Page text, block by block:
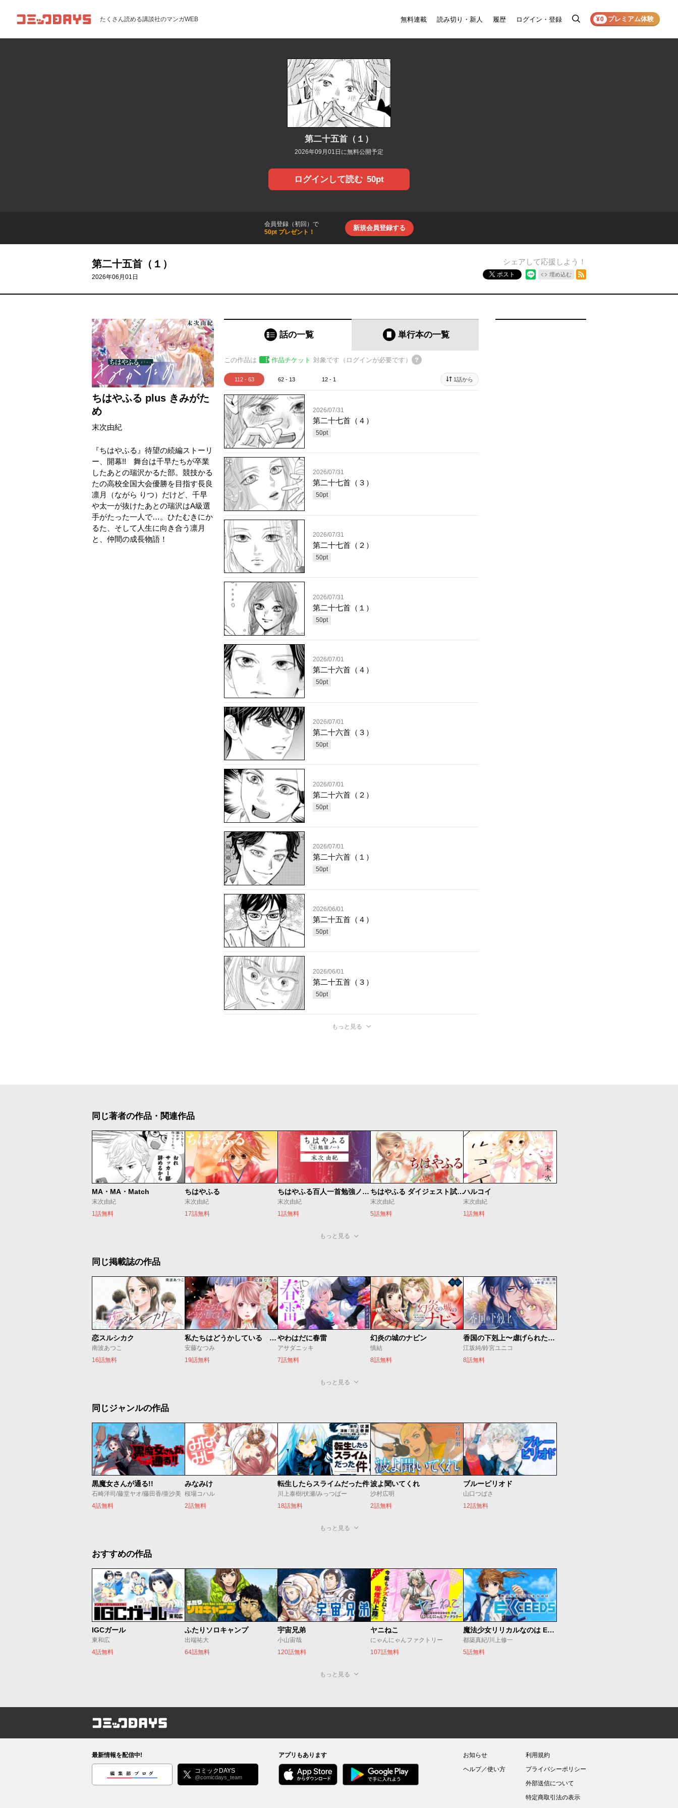
コミックDAYS たくさん読める講談社のマンガWEB 無料連載 読み切り・新人 履歴 ログイン・登録
検
¥0 プレミアム体験
第二十五首（１）
2026年09月01日に無料公開予定
ログインして読む 50pt
会員登録（初回）で
50pt プレゼント！
新規会員登録する
第二十五首（１）
2026年06月01日
シェアして応援しよう！
ポスト 埋め込む
ちはやふる plus きみがた
め
末次由紀
『ちはやふる』待望の続編ストーリ
ー、開幕!! 舞台は千早たちが卒業
したあとの瑞沢かるた部。競技かる
たの高校全国大会優勝を目指す長良
凛月（ながら りつ）だけど、千早
や太一が抜けたあとの瑞沢はA級選
手がたった一人で…。ひたむきにか
るた、そして人生に向き合う凛月
と、仲間の成長物語！
話の一覧 単行本の一覧
この作品は 作品チケット 対象です（ログインが必要です）
112 - 63 62 - 13 12 - 1 1話から
2026/07/31
第二十七首（４）
50pt
2026/07/31
第二十七首（３）
50pt
2026/07/31
第二十七首（２）
50pt
2026/07/31
第二十七首（１）
50pt
2026/07/01
第二十六首（４）
50pt
2026/07/01
第二十六首（３）
50pt
2026/07/01
第二十六首（２）
50pt
2026/07/01
第二十六首（１）
50pt
2026/06/01
第二十五首（４）
50pt
2026/06/01
第二十五首（３）
50pt
もっと見る
同じ著者の作品・関連作品
MA・MA・Match
末次由紀
1話無料
ちはやふる
末次由紀
17話無料
ちはやふる百人一首勉強ノート
末次由紀
1話無料
ちはやふる ダイジェスト試し読み
末次由紀
5話無料
ハルコイ
末次由紀
1話無料
もっと見る
同じ掲載誌の作品
恋スルシカク
南波あつこ
16話無料
私たちはどうかしている 妻恋い
安藤なつみ
19話無料
やわはだに春雷
アサダニッキ
7話無料
幻炎の城のナビン
慎結
8話無料
香国の下剋上〜虐げられた調香師は不遇の皇子と天下を狙う〜
江坂純/鈴宮ユニコ
8話無料
もっと見る
同じジャンルの作品
黒魔女さんが通る!!
石崎洋司/藤堂ヤオ/藤田香/亜沙美
4話無料
みなみけ
桜場コハル
2話無料
転生したらスライムだった件
川上泰樹/伏瀬/みっつばー
18話無料
波よ聞いてくれ
沙村広明
2話無料
ブルーピリオド
山口つばさ
12話無料
もっと見る
おすすめの作品
IGCガール
東和広
4話無料
ふたりソロキャンプ
出端祐大
64話無料
宇宙兄弟
小山宙哉
120話無料
ヤニねこ
にゃんにゃんファクトリー
107話無料
魔法少女リリカルなのは EXCEEDS
都築真紀/川上修一
5話無料
もっと見る
コミックDAYS
最新情報を配信中!
編集部ブログ コミックDAYS
@comicdays_team
アプリもあります
お知らせ
ヘルプ／使い方
利用規約
プライバシーポリシー
外部送信について
特定商取引法の表示